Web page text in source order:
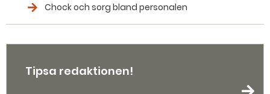
Chock och sorg bland personalen
Tipsa redaktionen!